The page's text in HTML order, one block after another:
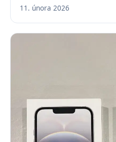
11. února 2026